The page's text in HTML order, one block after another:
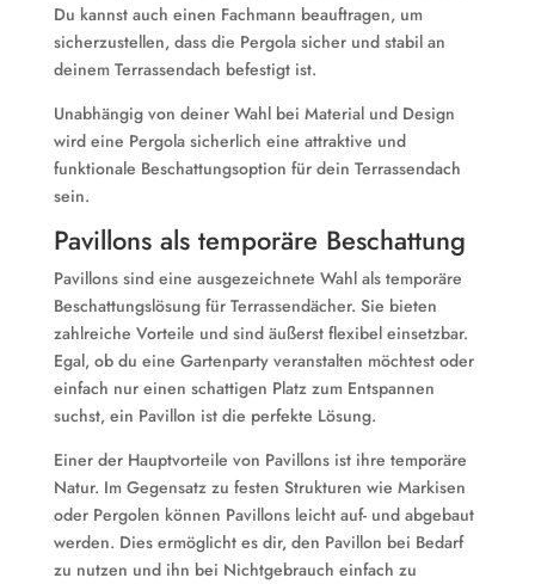
Du kannst auch einen Fachmann beauftragen, um
sicherzustellen, dass die Pergola sicher und stabil an
deinem Terrassendach befestigt ist.
Unabhängig von deiner Wahl bei Material und Design
wird eine Pergola sicherlich eine attraktive und
funktionale Beschattungsoption für dein Terrassendach
sein.
Pavillons als temporäre Beschattung
Pavillons sind eine ausgezeichnete Wahl als temporäre
Beschattungslösung für Terrassendächer. Sie bieten
zahlreiche Vorteile und sind äußerst flexibel einsetzbar.
Egal, ob du eine Gartenparty veranstalten möchtest oder
einfach nur einen schattigen Platz zum Entspannen
suchst, ein Pavillon ist die perfekte Lösung.
Einer der Hauptvorteile von Pavillons ist ihre temporäre
Natur. Im Gegensatz zu festen Strukturen wie Markisen
oder Pergolen können Pavillons leicht auf- und abgebaut
werden. Dies ermöglicht es dir, den Pavillon bei Bedarf
zu nutzen und ihn bei Nichtgebrauch einfach zu